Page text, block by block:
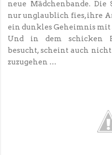
neue Mädchenbande.
nur unglaublich fies, ihre
ein dunkles Geheimnis mit
Und in dem schicken
besucht, scheint auch
zuzugehen …